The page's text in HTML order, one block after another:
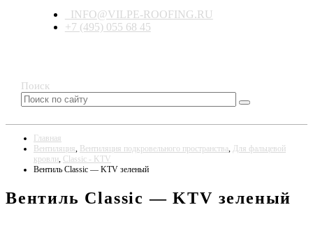
INFO@VILPE-ROOFING.RU
+7 (495) 055 68 45
Поиск
Главная
Вентиляция, Вентиляция подкровельного пространства, Для фальцевой
кровли, Classic - KTV
Вентиль Classic — KTV зеленый
Вентиль Classic — KTV зеленый